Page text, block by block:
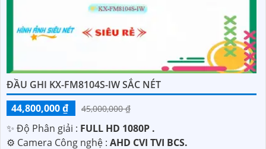
ĐẦU GHI KX-FM8104S-IW SẮC NÉT
44,800,000 ₫
45,000,000 ₫
✨ Độ Phân giải : FULL HD 1080P .
⚙ Camera Công nghệ : AHD CVI TVI BCS.